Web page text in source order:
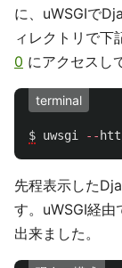
に、uWSGIで
ィレクトリで下
0 にアクセスし
terminal
$ uwsgi --
先程表示した
す。uWSGI経
出来ました。